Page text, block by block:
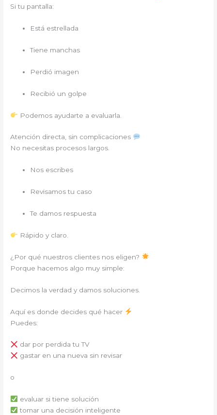
Si tu pantalla:
Está estrellada
Tiene manchas
Perdió imagen
Recibió un golpe
Podemos ayudarte a evaluarla.
Atención directa, sin complicaciones
No necesitas procesos largos.
Nos escribes
Revisamos tu caso
Te damos respuesta
Rápido y claro.
¿Por qué nuestros clientes nos eligen?
Porque hacemos algo muy simple:
Decimos la verdad y damos soluciones.
Aquí es donde decides qué hacer
Puedes:
dar por perdida tu TV
gastar en una nueva sin revisar
o
evaluar si tiene solución
tomar una decisión inteligente